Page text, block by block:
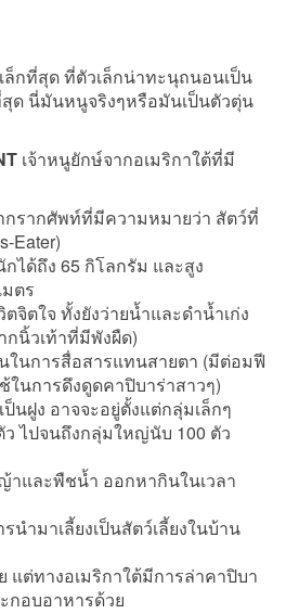
กที่สุด ที่ตัวเล็กน่าทะนุถนอนเป็น
นี่มันหนูจริงๆหรือมันเป็นตัวตุ่น
เจ้าหนูยักษ์จากอเมริกาใต้ที่มี
กรากศัพท์ที่มีความหมายว่า สัตว์ที่
Eater)
ได้ถึง 65 กิโลกรัม และสูง
ตร
จิตใจ ทั้งยังว่ายน้ำและดำน้ำเก่ง
กนิ้วเท้าที่มีพังผืด)
ในการสื่อสารแทนสายตา (มีต่อมฟี
ในการดึงดูดคาปิบาร่าสาวๆ)
นฝูง อาจจะอยู่ตั้งแต่กลุ่มเล็กๆ
ว ไปจนถึงกลุ่มใหญ่นับ 100 ตัว
และพืชน้ำ ออกหากินในเวลา
นำมาเลี้ยงเป็นสัตว์เลี้ยงในบ้าน
แต่ทางอเมริกาใต้มีการล่าคาปิบา
กอบอาหารด้วย